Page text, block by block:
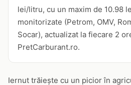
lei/litru, cu un maxim de 10.98
monitorizate (Petrom, OMV,
Socar), actualizat la fiecare 2
PretCarburant.ro.
Iernut trăiește cu un picior în